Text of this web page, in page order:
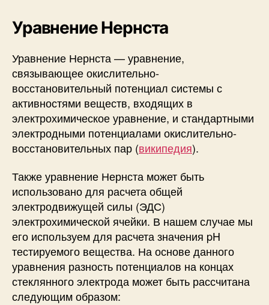
Уравнение Нернста
Уравнение Нернста — уравнение,
связывающее окислительно-
восстановительный потенциал системы с
активностями веществ, входящих в
электрохимическое уравнение, и стандартными
электродными потенциалами окислительно-
восстановительных пар (википедия).
Также уравнение Нернста может быть
использовано для расчета общей
электродвижущей силы (ЭДС)
электрохимической ячейки. В нашем случае мы
его используем для расчета значения pH
тестируемого вещества. На основе данного
уравнения разность потенциалов на концах
стеклянного электрода может быть рассчитана
следующим образом: